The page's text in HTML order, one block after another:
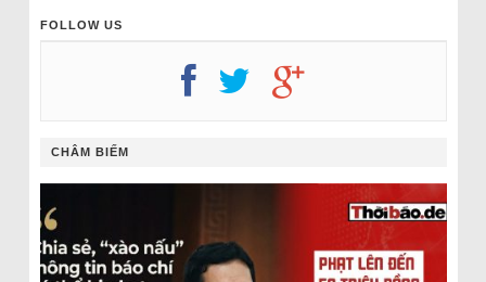
FOLLOW US
CHÂM BIẾM